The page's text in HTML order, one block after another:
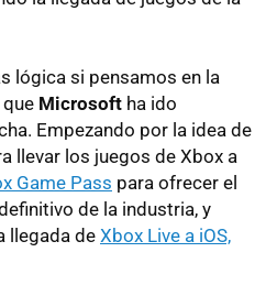
lógica si pensamos en la
Microsoft ha ido
Empezando por la idea de
llevar los juegos de Xbox a
Game Pass para ofrecer el
de la industria, y
llegada de Xbox Live a iOS,